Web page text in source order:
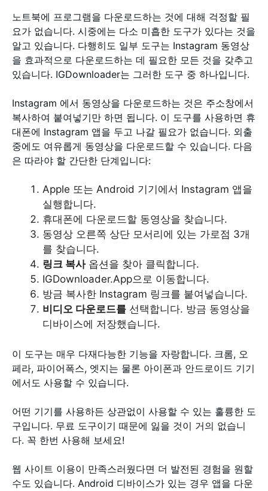
노트북에 프로그램을 다운로드하는 것에 대해 걱정할 필
요가 없습니다. 시중에는 다소 미흡한 도구가 있다는 것을
알고 있습니다. 다행히도 일부 도구는 Instagram 동영상
을 효과적으로 다운로드하는 데 필요한 모든 것을 갖추고
있습니다. IGDownloader는 그러한 도구 중 하나입니다.
Instagram 에서 동영상을 다운로드하는 것은 주소창에서
복사하여 붙여넣기만 하면 됩니다. 이 도구를 사용하면 휴
대폰에 Instagram 앱을 두고 나갈 필요가 없습니다. 외출
중에도 여유롭게 동영상을 다운로드할 수 있습니다. 다음
은 따라야 할 간단한 단계입니다:
Apple 또는 Android 기기에서 Instagram 앱을
실행합니다.
휴대폰에 다운로드할 동영상을 찾습니다.
동영상 오른쪽 상단 모서리에 있는 가로점 3개
를 찾습니다.
링크 복사옵션을 찾아 클릭합니다.
IGDownloader.App으로 이동합니다.
방금 복사한 Instagram 링크를 붙여넣습니다.
비디오 다운로드를 선택합니다. 방금 동영상을
디바이스에 저장했습니다.
이 도구는 매우 다재다능한 기능을 자랑합니다. 크롬, 오
페라, 파이어폭스, 엣지는 물론 아이폰과 안드로이드 기기
에서도 사용할 수 있습니다.
어떤 기기를 사용하든 상관없이 사용할 수 있는 훌륭한 도
구입니다. 무료 도구이기 때문에 잃을 것이 거의 없습니
다. 꼭 한번 사용해 보세요!
웹 사이트 이용이 만족스러웠다면 더 발전된 경험을 원할
수도 있습니다. Android 디바이스가 있는 경우 앱을 다운